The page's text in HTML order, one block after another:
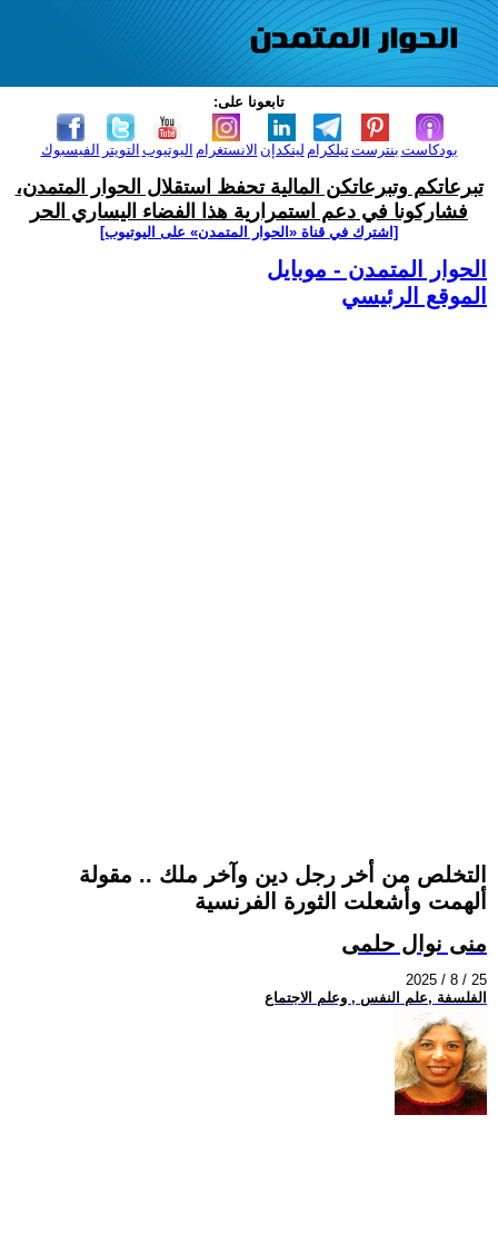
تابعونا على:
الفيسبوك التويتر اليوتيوب الانستغرام لينكدإن تيلكرامبنترست بودكاست
تبرعاتكم وتبرعاتكن المالية تحفظ استقلال الحوار المتمدن،
فشاركونا في دعم استمرارية هذا الفضاء اليساري الحر
[اشترك في قناة ‫«الحوار المتمدن» على اليوتيوب]
الحوار المتمدن - موبايل
الموقع الرئيسي
التخلص من أخر رجل دين وآخر ملك .. مقولة
ألهمت وأشعلت الثورة الفرنسية
منى نوال حلمى
2025 / 8 / 25
الفلسفة ,علم النفس , وعلم الاجتماع